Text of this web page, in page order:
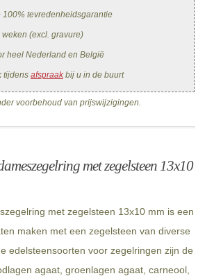
100% tevredenheidsgarantie
(excl. gravure)
heel Nederland en België
tijdens afspraakbij u in de buurt
voorbehoud van prijswijzigingen.
met zegelsteen 13x10
met zegelsteen 13x10 mm is een
maken met een zegelsteen van diverse
edelsteensoorten voor zegelringen zijn de
agaat, groenlagen agaat, carneool,